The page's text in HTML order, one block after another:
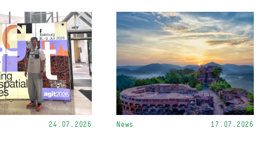
24.07.2026 News 17.07.2026